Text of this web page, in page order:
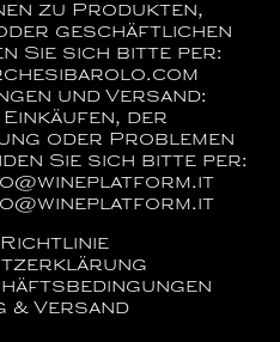
zu Produkten,
geschäftlichen
Sie sich bitte per:
und Versand:
der
oder Problemen
Sie sich bitte per:
Richtlinie
& Versand